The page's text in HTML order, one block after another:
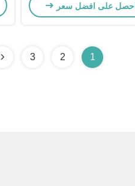
احصل على افضل سعر
1
2
3